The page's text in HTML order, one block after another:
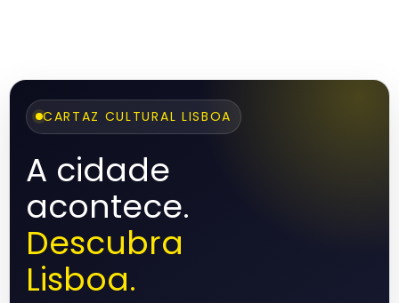
CARTAZ CULTURAL LISBOA
A cidade
acontece.
Descubra
Lisboa.